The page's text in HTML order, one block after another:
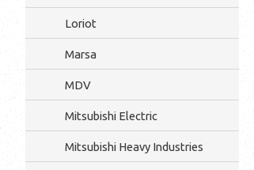
Loriot
Marsa
MDV
Mitsubishi Electric
Mitsubishi Heavy Industries